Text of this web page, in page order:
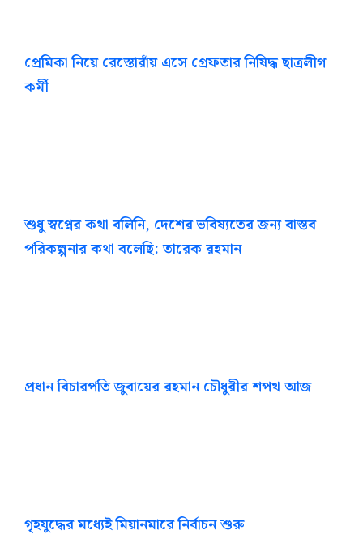
প্রেমিকা নিয়ে রেস্তোরাঁয় এসে গ্রেফতার নিষিদ্ধ ছাত্রলীগ
কর্মী
শুধু স্বপ্নের কথা বলিনি, দেশের ভবিষ্যতের জন্য বাস্তব
পরিকল্পনার কথা বলেছি: তারেক রহমান
প্রধান বিচারপতি জুবায়ের রহমান চৌধুরীর শপথ আজ
গৃহযুদ্ধের মধ্যেই মিয়ানমারে নির্বাচন শুরু